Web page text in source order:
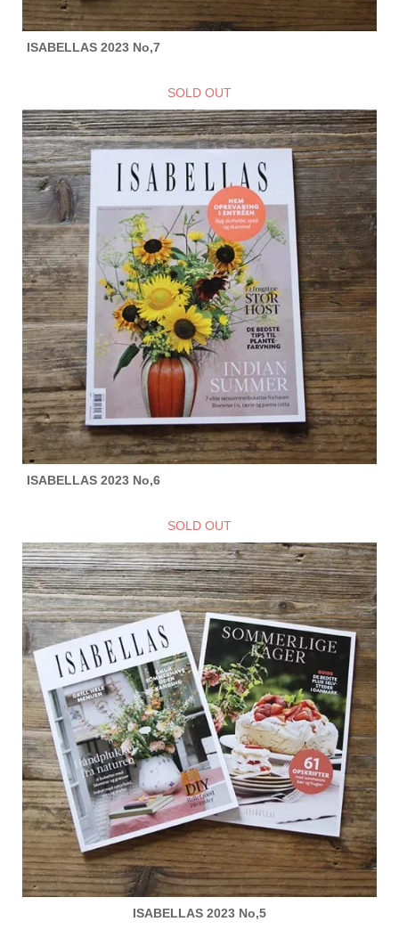
ISABELLAS 2023 No,7
SOLD OUT
ISABELLAS 2023 No,6
SOLD OUT
ISABELLAS 2023 No,5